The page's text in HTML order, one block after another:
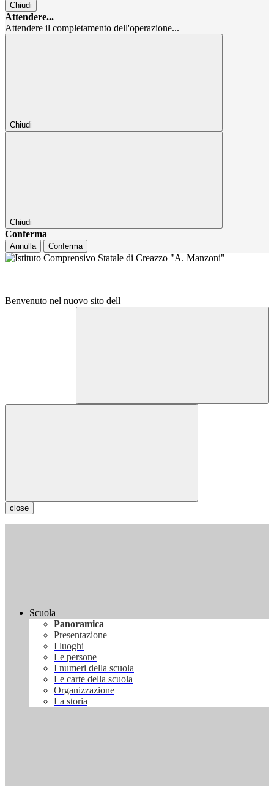
Chiudi
Attendere...
Attendere il completamento dell'operazione...
Chiudi
Chiudi
Conferma
Annulla Conferma
Benvenuto nel nuovo sito dell
close
Scuola
Panoramica
Presentazione
I luoghi
Le persone
I numeri della scuola
Le carte della scuola
Organizzazione
La storia